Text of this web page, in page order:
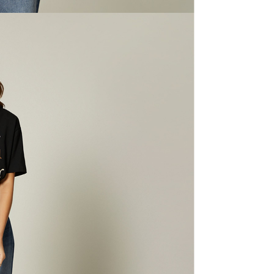
de